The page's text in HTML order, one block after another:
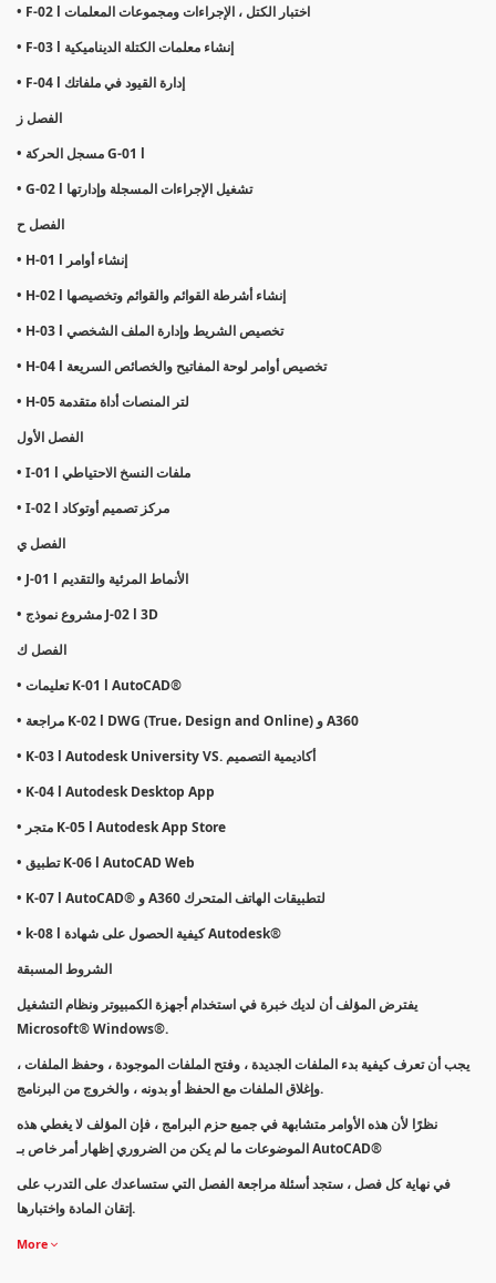
• F-02 l اختبار الكتل ، الإجراءات ومجموعات المعلمات
• F-03 l إنشاء معلمات الكتلة الديناميكية
• F-04 l إدارة القيود في ملفاتك
الفصل ز
• مسجل الحركة G-01 l
• G-02 l تشغيل الإجراءات المسجلة وإدارتها
الفصل ح
• H-01 l إنشاء أوامر
• H-02 l إنشاء أشرطة القوائم والقوائم وتخصيصها
• H-03 l تخصيص الشريط وإدارة الملف الشخصي
• H-04 l تخصيص أوامر لوحة المفاتيح والخصائص السريعة
• H-05 لتر المنصات أداة متقدمة
الفصل الأول
• I-01 l ملفات النسخ الاحتياطي
• I-02 l مركز تصميم أوتوكاد
الفصل ي
• J-01 l الأنماط المرئية والتقديم
• مشروع نموذج J-02 l 3D
الفصل ك
• تعليمات K-01 l AutoCAD®
• مراجعة K-02 l DWG (True، Design and Online) و A360
• K-03 l Autodesk University VS. أكاديمية التصميم
• K-04 l Autodesk Desktop App
• متجر K-05 l Autodesk App Store
• تطبيق K-06 l AutoCAD Web
• K-07 l AutoCAD® و A360 لتطبيقات الهاتف المتحرك
• k-08 l كيفية الحصول على شهادة Autodesk®
الشروط المسبقة
يفترض المؤلف أن لديك خبرة في استخدام أجهزة الكمبيوتر ونظام التشغيل
Microsoft® Windows®.
يجب أن تعرف كيفية بدء الملفات الجديدة ، وفتح الملفات الموجودة ، وحفظ الملفات ،
وإغلاق الملفات مع الحفظ أو بدونه ، والخروج من البرنامج.
نظرًا لأن هذه الأوامر متشابهة في جميع حزم البرامج ، فإن المؤلف لا يغطي هذه
الموضوعات ما لم يكن من الضروري إظهار أمر خاص بـ AutoCAD®
في نهاية كل فصل ، ستجد أسئلة مراجعة الفصل التي ستساعدك على التدرب على
إتقان المادة واختبارها.
More